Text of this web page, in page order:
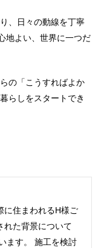
、日々の動線を丁寧
地よい、世界に一つだ
の「こうすればよか
らしをスタートでき
に住まわれるH様ご
れた背景について
ます。 施工を検討